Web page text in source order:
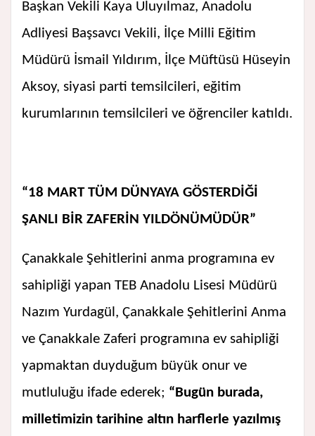
Başkan Vekili Kaya Uluyılmaz, Anadolu
Adliyesi Başsavcı Vekili, İlçe Milli Eğitim
Müdürü İsmail Yıldırım, İlçe Müftüsü Hüseyin
Aksoy, siyasi parti temsilcileri, eğitim
kurumlarının temsilcileri ve öğrenciler katıldı.
“18 MART TÜM DÜNYAYA GÖSTERDİĞİ
ŞANLI BİR ZAFERİN YILDÖNÜMÜDÜR”
Çanakkale Şehitlerini anma programına ev
sahipliği yapan TEB Anadolu Lisesi Müdürü
Nazım Yurdagül, Çanakkale Şehitlerini Anma
ve Çanakkale Zaferi programına ev sahipliği
yapmaktan duyduğum büyük onur ve
mutluluğu ifade ederek; “Bugün burada,
milletimizin tarihine altın harflerle yazılmış